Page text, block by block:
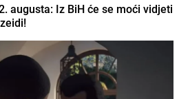
augusta: Iz BiH će se moći vidjeti